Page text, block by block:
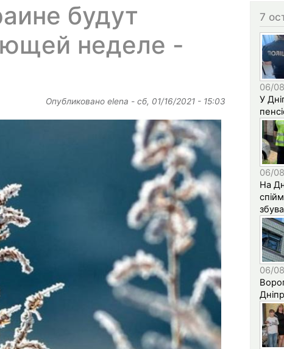
будут
неделе -
Опубликовано elena - сб, 01/16/2021 - 15:03
7
06/
У
06/
На
06/